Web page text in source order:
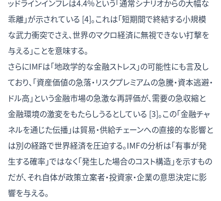
ッドラインインフレは4.4%という「通常シナリオからの大幅な
乖離」が示されている [4]。これは「短期間で終結する小規模
な武力衝突でさえ、世界のマクロ経済に無視できない打撃を
与える」ことを意味する。
さらにIMFは「地政学的な金融ストレス」の可能性にも言及し
ており、「資産価値の急落・リスクプレミアムの急騰・資本逃避・
ドル高」という金融市場の急激な再評価が、需要の急収縮と
金融環境の激変をもたらしうるとしている [3]。この「金融チャ
ネルを通じた伝播」は貿易・供給チェーンへの直接的な影響と
は別の経路で世界経済を圧迫する。IMFの分析は「有事が発
生する確率」ではなく「発生した場合のコスト構造」を示すもの
だが、それ自体が政策立案者・投資家・企業の意思決定に影
響を与える。